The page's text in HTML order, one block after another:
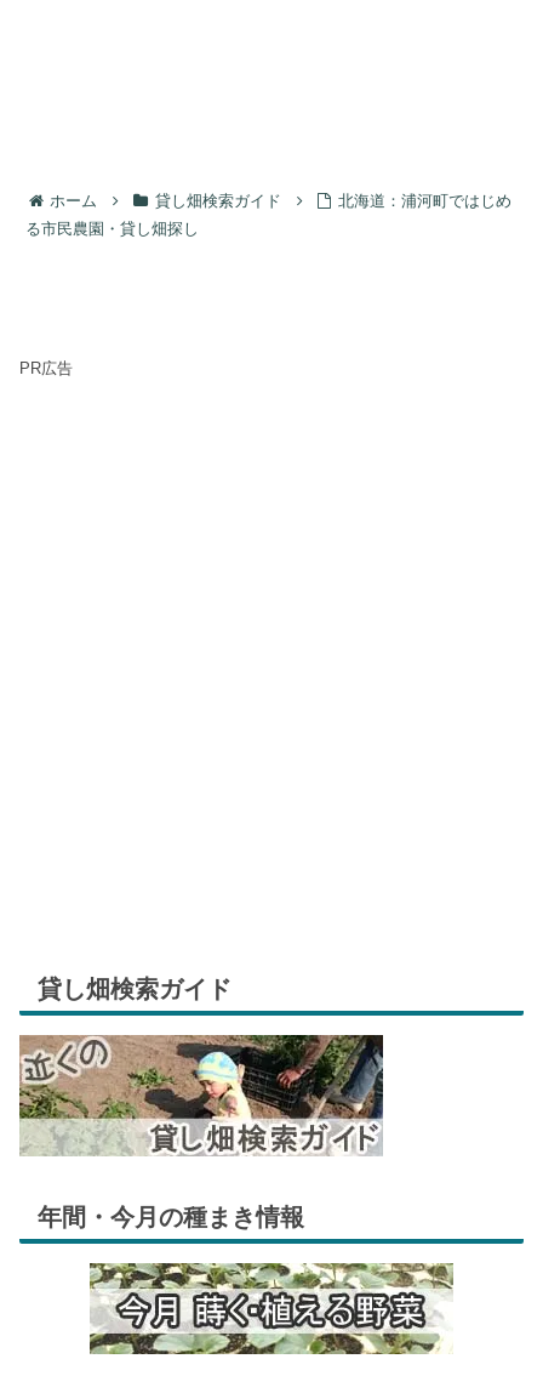
ホーム 貸し畑検索ガイド
北海道：浦河町ではじめ
る市民農園・貸し畑探し
PR広告
貸し畑検索ガイド
年間・今月の種まき情報